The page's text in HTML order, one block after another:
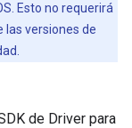
Esto no requerirá
las versiones de
de Driver para